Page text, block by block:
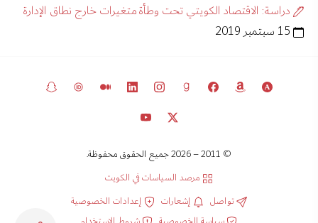
دراسة: الاقتصاد الكويتي تحت وطأة متغيرات خارج نطاق الإدارة
© 2011 – 2026 جميع الحقوق محفوظة.
مرصد السياسات في الكويت
تواصل
إشعارات
إعدادات الخصوصية